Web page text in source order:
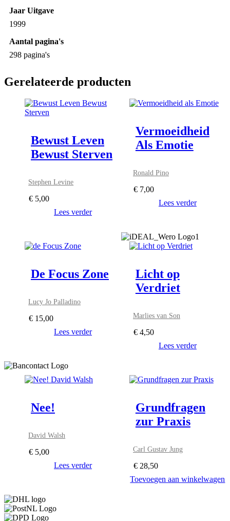
Jaar Uitgave
1999
Aantal pagina's
298 pagina's
Gerelateerde producten
Bewust Leven
Bewust Sterven
Stephen Levine
€ 5,00
Lees verder
Vermoeidheid
Als Emotie
Ronald Pino
€7,00
Lees verder
De Focus Zone
Lucy Jo Palladino
€ 15,00
Lees verder
Licht op
Verdriet
Marlies van Son
€4,50
Lees verder
Nee!
David Walsh
€ 5,00
Lees verder
Grundfragen
zur Praxis
Carl Gustav Jung
€28,50
Toevoegen aan winkelwagen